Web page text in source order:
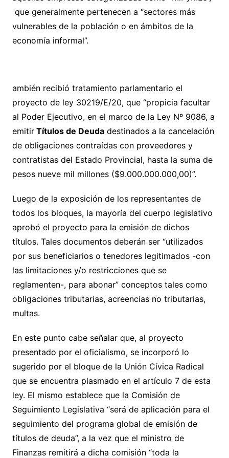
que generalmente pertenecen a “sectores más
vulnerables de la población o en ámbitos de la
economía informal”.
ambién recibió tratamiento parlamentario el
proyecto de ley 30219/E/20, que “propicia facultar
al Poder Ejecutivo, en el marco de la Ley Nº 9086, a
emitirTítulos de Deudadestinados a la cancelación
de obligaciones contraídas con proveedores y
contratistas del Estado Provincial, hasta la suma de
pesos nueve mil millones ($9.000.000.000,00)”.
Luego de la exposición de los representantes de
todos los bloques, la mayoría del cuerpo legislativo
aprobó el proyecto para la emisión de dichos
títulos. Tales documentos deberán ser “utilizados
por sus beneficiarios o tenedores legitimados -con
las limitaciones y/o restricciones que se
reglamenten-, para abonar” conceptos tales como
obligaciones tributarias, acreencias no tributarias,
multas.
En este punto cabe señalar que, al proyecto
presentado por el oficialismo, se incorporó lo
sugerido por el bloque de la Unión Cívica Radical
que se encuentra plasmado en el artículo 7 de esta
ley. El mismo establece que la Comisión de
Seguimiento Legislativa “será de aplicación para el
seguimiento del programa global de emisión de
títulos de deuda”, a la vez que el ministro de
Finanzas remitirá a dicha comisión “toda la